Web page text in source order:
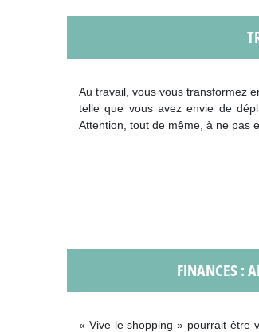
Au travail, vous vous transformez
telle que vous avez envie de
Attention, tout de même, à ne pas
FINANCES :
« Vive le shopping » pourrait être